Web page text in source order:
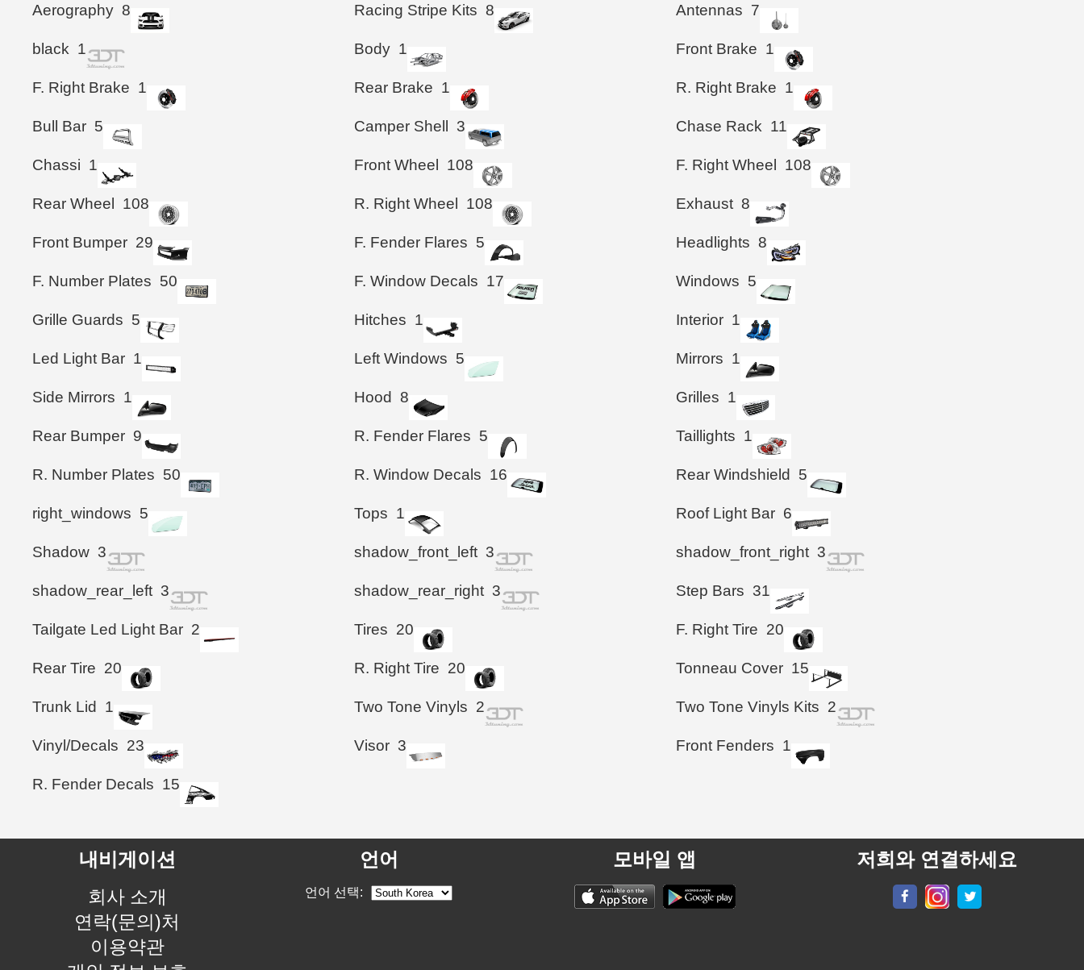
Aerography 8 Racing Stripe Kits 8 Antennas 7
black 1 Body 1 Front Brake 1
F. Right Brake 1 Rear Brake 1 R. Right Brake 1
Bull Bar 5 Camper Shell 3 Chase Rack 11
Chassi 1 Front Wheel 108 F. Right Wheel 108
Rear Wheel 108 R. Right Wheel 108 Exhaust 8
Front Bumper 29 F. Fender Flares 5 Headlights 8
F. Number Plates 50 F. Window Decals 17 Windows 5
Grille Guards 5 Hitches 1 Interior 1
Led Light Bar 1 Left Windows 5 Mirrors 1
Side Mirrors 1 Hood 8 Grilles 1
Rear Bumper 9 R. Fender Flares 5 Taillights 1
R. Number Plates 50 R. Window Decals 16 Rear Windshield 5
right_windows 5 Tops 1 Roof Light Bar 6
Shadow 3 shadow_front_left 3 shadow_front_right 3
shadow_rear_left 3 shadow_rear_right 3 Step Bars 31
Tailgate Led Light Bar 2 Tires 20 F. Right Tire 20
Rear Tire 20 R. Right Tire 20 Tonneau Cover 15
Trunk Lid 1 Two Tone Vinyls 2 Two Tone Vinyls Kits 2
Vinyl/Decals 23 Visor 3 Front Fenders 1
R. Fender Decals 15
내비게이션
회사 소개
연락(문의)처
이용약관
언어
언어 선택:
모바일 앱 저희와 연결하세요